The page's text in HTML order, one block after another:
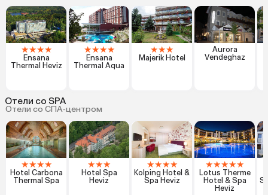
★★★★
Ensana
Thermal Heviz
★★★★
Ensana
Thermal Aqua
★★★
Majerik Hotel
Aurora
Vendeghaz
Отели со SPA
Отели со СПА‑центром
★★★★
Hotel Carbona
Thermal Spa
★★★
Hotel Spa
Heviz
★★★★
Kolping Hotel &
Spa Heviz
★★★★★
Lotus Therme
Hotel & Spa
Heviz